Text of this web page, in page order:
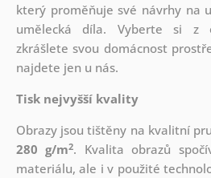
který proměňuje své návrhy na
umělecká díla. Vyberte si z
zkrášlete svou domácnost
najdete jen u nás.
Tisk nejvyšší kvality
Obrazy jsou tištěny na kvalitní
280 g/m2. Kvalita obrazů
materiálu, ale i v použité